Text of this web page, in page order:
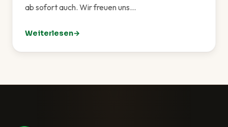
ab sofort auch. Wir freuen uns…
Weiterlesen
: Unsere neue Website ist live!